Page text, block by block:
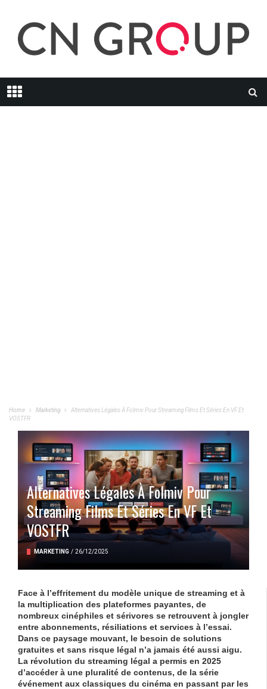
Home Marketing
Alternatives Légales À Folmiv Pour Streaming Films Et Séries En VF Et
VOSTFR
Alternatives Légales À Folmiv Pour
Streaming Films Et Séries En VF Et
VOSTFR
MARKETING / 26/12/2025
Face à l’effritement du modèle unique de streaming et à
la multiplication des plateformes payantes, de
nombreux cinéphiles et sérivores se retrouvent à jongler
entre abonnements, résiliations et services à l’essai.
Dans ce paysage mouvant, le besoin de solutions
gratuites et sans risque légal n’a jamais été aussi aigu.
La révolution du streaming légal a permis en 2025
d’accéder à une pluralité de contenus, de la série
événement aux classiques du cinéma en passant par les